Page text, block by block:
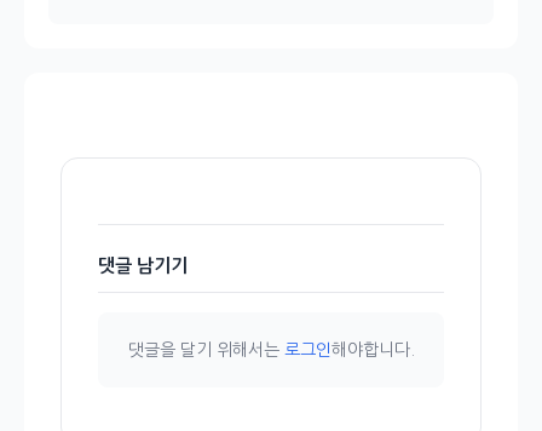
댓글 남기기
댓글을 달기 위해서는 로그인해야합니다.